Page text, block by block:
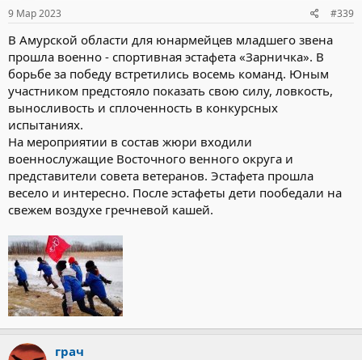
9 Мар 2023 #339
В Амурской области для юнармейцев младшего звена
прошла военно - спортивная эстафета «Зарничка». В
борьбе за победу встретились восемь команд. Юным
участником предстояло показать свою силу, ловкость,
выносливость и сплоченность в конкурсных
испытаниях.
На мероприятии в состав жюри входили
военнослужащие Восточного венного округа и
представители совета ветеранов. Эстафета прошла
весело и интересно. После эстафеты дети пообедали на
свежем воздухе гречневой кашей.
грач